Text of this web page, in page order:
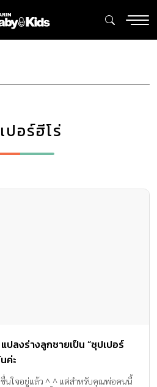
ปอร์ฮีโร่
ลงร่างลูกชายเป็น “ซุปเปอร์
ค่ะ
นใจอยู่แล้ว ^_^ แต่สำหรับคุณพ่อคนนี้